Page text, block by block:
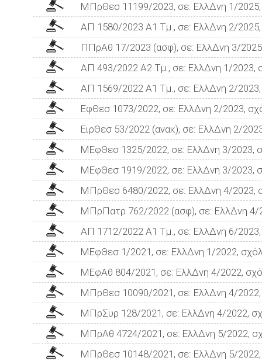
ΜΠρΘεσ 11199/2023, σε: ΕλλΔνη 1/
ΑΠ 1580/2023 Α1 Τμ., σε: ΕλλΔνη 2/
ΠΠρΑθ 17/2023 (ασφ), σε: ΕλλΔνη 3/
ΑΠ 493/2022 Α2 Τμ., σε: ΕλλΔνη 1/2023,
ΑΠ 1569/2022 Α1 Τμ., σε: ΕλλΔνη 2/
ΕφΘεσ 1073/2022, σε: ΕλλΔνη 2/2023,
ΕιρΘεσ 53/2022 (ανακ), σε: ΕλλΔνη 2/
ΜΕφΘεσ 1325/2022, σε: ΕλλΔνη 3/2023,
ΜΕφΘεσ 1919/2022, σε: ΕλλΔνη 3/2023,
ΜΠρΘεσ 6480/2022, σε: ΕλλΔνη 4/2023,
ΜΠρΠατρ 762/2022 (ασφ), σε: ΕλλΔνη 4/
ΑΠ 1712/2022 Α1 Τμ., σε: ΕλλΔνη 6/
ΜΕφΘεσ 1/2021, σε: ΕλλΔνη 1/2022,
ΜΕφΑθ 804/2021, σε: ΕλλΔνη 4/2022,
ΜΠρΘεσ 10090/2021, σε: ΕλλΔνη 4/
ΜΠρΣυρ 128/2021, σε: ΕλλΔνη 4/2022,
ΜΠρΑθ 4724/2021, σε: ΕλλΔνη 5/2022,
ΜΠρΘεσ 10148/2021, σε: ΕλλΔνη 5/